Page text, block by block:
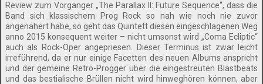
Review zum Vorgänger „The Parallax II: Future Sequence“, dass die
Band sich klassischem Prog Rock so nah wie noch nie zuvor
angenähert habe, so geht das Quintett diesen eingeschlagenen Weg
anno 2015 konsequent weiter – nicht umsonst wird „Coma Ecliptic“
auch als Rock-Oper angepriesen. Dieser Terminus ist zwar leicht
irreführend, da er nur einige Facetten des neuen Albums anspricht
und der gemeine Retro-Progger über die eingestreuten Blastbeats
und das bestialische Brüllen nicht wird hinweghören können, aber